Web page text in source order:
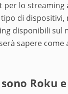
per lo
di dispositivi,
disponibili sul
sapere come
sono Roku